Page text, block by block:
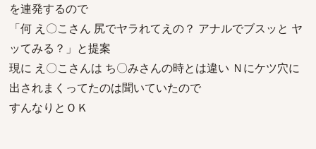
を連発するので
「何 え〇こさん 尻でヤラれてえの？ アナルでブスッと ヤ
ッてみる？」と提案
現に え〇こさんは ち〇みさんの時とは違い Ｎにケツ穴に
出されまくってたのは聞いていたので
すんなりとＯＫ